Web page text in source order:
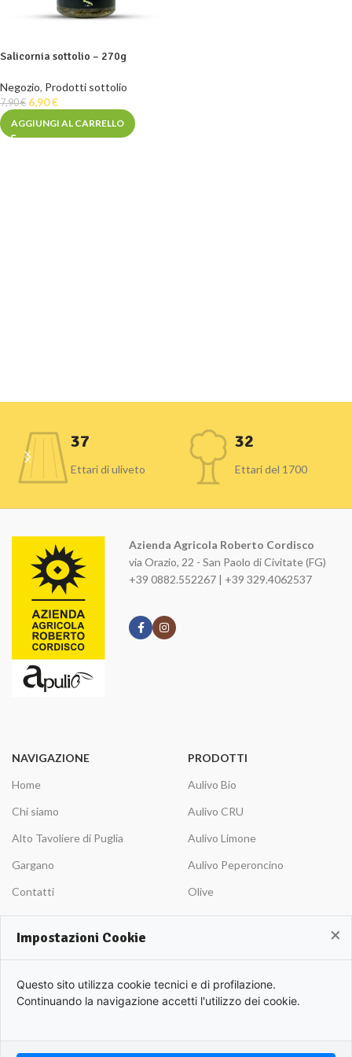
Salicornia sottolio – 270g
Negozio, Prodotti sottolio
7,90€ 6,90€
AGGIUNGI AL CARRELLO
37
Ettari di uliveto
32
Ettari del 1700
Azienda Agricola Roberto Cordisco
via Orazio, 22 - San Paolo di Civitate (FG)
+39 0882.552267 | +39 329.4062537
NAVIGAZIONE
Home
Chi siamo
Alto Tavoliere di Puglia
Gargano
Contatti
PRODOTTI
Aulivo Bio
Aulivo CRU
Aulivo Limone
Aulivo Peperoncino
Olive
INFORMAZIONI
Pagamenti
Carrello
×
Impostazioni Cookie
Questo sito utilizza cookie tecnici e di profilazione.
Continuando la navigazione accetti l'utilizzo dei cookie.